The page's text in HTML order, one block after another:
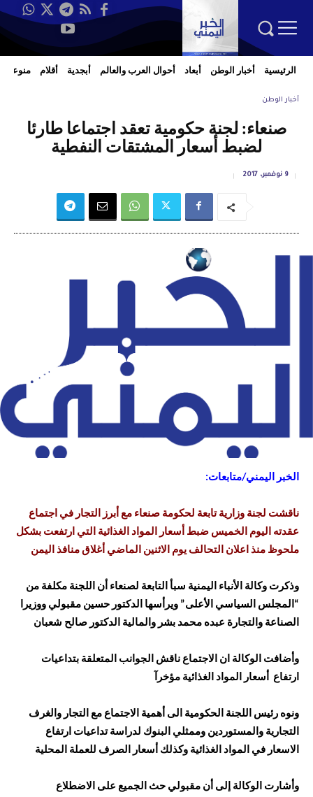
الرئيسية أخبار الوطن أبعاد أحوال العرب والعالم أبجدية أقلام منوعات
أخبار الوطن
صنعاء: لجنة حكومية تعقد اجتماعا طارئا
لضبط أسعار المشتقات النفطية
9 نوفمبر، 2017
الخبر اليمني/متابعات:
ناقشت لجنة وزارية تابعة لحكومة صنعاء مع أبرز التجار في اجتماع
عقدته اليوم الخميس ضبط أسعار المواد الغذائية التي ارتفعت بشكل
ملحوظ منذ اعلان التحالف يوم الاثنين الماضي أغلاق منافذ اليمن
وذكرت وكالة الأنباء اليمنية سبأ التابعة لصنعاء أن اللجنة مكلفة من
“المجلس السياسي الأعلى” ويرأسها الدكتور حسين مقبولي ووزيرا
الصناعة والتجارة عبده محمد بشر والمالية الدكتور صالح شعبان
وأضافت الوكالة ان الاجتماع ناقش الجوانب المتعلقة بتداعيات
ارتفاع أسعار المواد الغذائية مؤخرآ
ونوه رئيس اللجنة الحكومية الى أهمية الاجتماع مع التجار والغرف
التجارية والمستوردين وممثلي البنوك لدراسة تداعيات ارتفاع
الاسعار في المواد الغذائية وكذلك أسعار الصرف للعملة المحلية
وأشارت الوكالة إلى أن مقبولي حث الجميع على الاضطلاع